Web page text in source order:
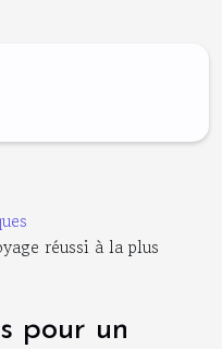
réussi à la plus
pour un